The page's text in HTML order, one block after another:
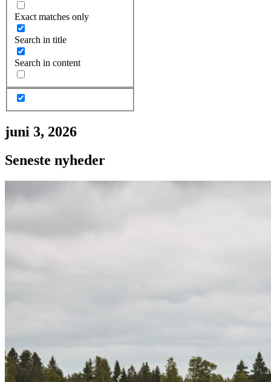
Exact matches only
Search in title
Search in content
juni 3, 2026
Seneste nyheder